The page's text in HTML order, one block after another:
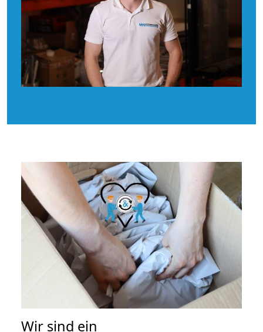
Wir sind ein